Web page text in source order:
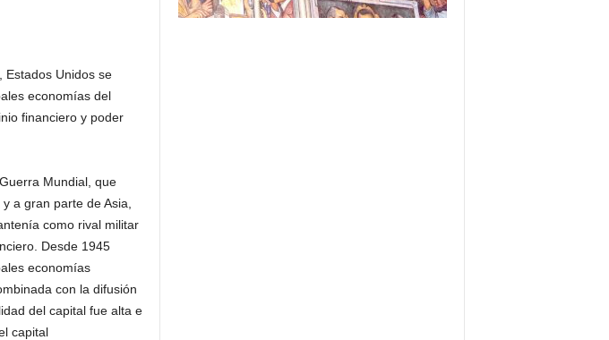
Estados Unidos se
economías del
financiero y poder
Mundial, que
a gran parte de Asia,
como rival militar
Desde 1945
economías
con la difusión
del capital fue alta e
capital